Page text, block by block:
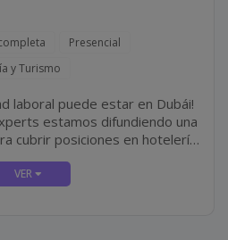
Presencial
y Turismo
laboral puede estar en Dubái!
cubrir posiciones en hotelería
Jumeirah, una de las cadenas